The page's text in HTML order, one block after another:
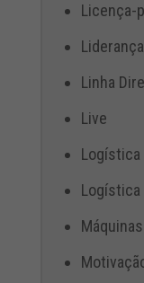
Licença-
Liderança
Linha
Live
Logística
Logística